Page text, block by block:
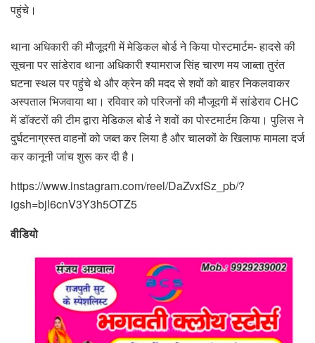
पहुंचे।
थाना अधिकारी की मौजूदगी में मेडिकल बोर्ड ने किया पोस्टमार्टम- हादसे की
सूचना पर सांडेराव थाना अधिकारी श्यामराज सिंह चारण मय जाब्ता तुरंत
घटना स्थल पर पहुंचे थे और क्रेन की मदद से शवों को बाहर निकलवाकर
अस्पताल भिजवाया था। रविवार को परिजनों की मौजूदगी में सांडेराव CHC
में डॉक्टरों की टीम द्वारा मेडिकल बोर्ड ने शवों का पोस्टमार्टम किया। पुलिस ने
दुर्घटनाग्रस्त वाहनों को जब्त कर लिया है और चालकों के खिलाफ मामला दर्ज
कर कानूनी जांच शुरू कर दी है।
https://www.instagram.com/reel/DaZvxfSz_pb/?
igsh=bjl6cnV3Y3h5OTZ5
वीडियो